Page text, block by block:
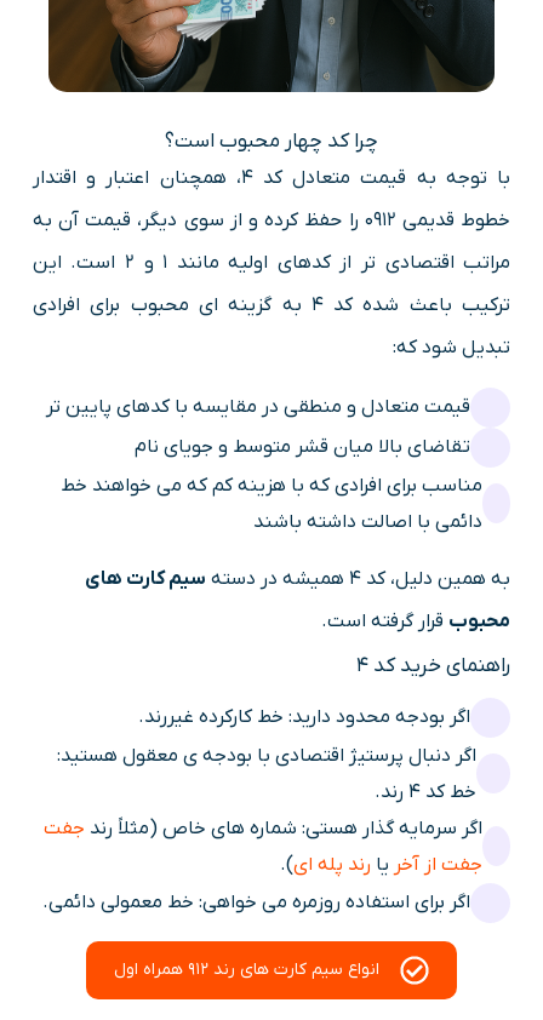
چرا کد چهار محبوب است؟
با توجه به قیمت متعادل کد 4، همچنان اعتبار و اقتدار
خطوط قدیمی 0912 را حفظ کرده و از سوی دیگر، قیمت آن به
مراتب اقتصادی تر از کدهای اولیه مانند ۱ و ۲ است. این
ترکیب باعث شده کد ۴ به گزینه ای محبوب برای افرادی
تبدیل شود که:
قیمت متعادل و منطقی در مقایسه با کدهای پایین تر
تقاضای بالا میان قشر متوسط و جویای نام
مناسب برای افرادی که با هزینه کم که می خواهند خط
دائمی با اصالت داشته باشند
به همین دلیل، کد 4 همیشه در دسته
سیم کارت های
محبوب قرار گرفته است.
راهنمای خرید کد 4
اگر بودجه محدود دارید: خط کارکرده غیررند.
اگر دنبال پرستیژ اقتصادی با بودجه ی معقول هستید:
خط کد 4 رند.
اگر سرمایه گذار هستی: شماره های خاص (مثلاً رند جفت
جفت از آخر یا رند پله ای).
اگر برای استفاده روزمره می خواهی: خط معمولی دائمی.
انواع سیم کارت های رند 912 همراه اول